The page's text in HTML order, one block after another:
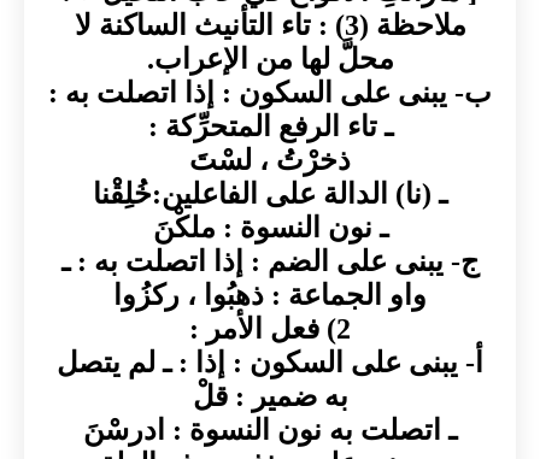
ملاحظة (3) : تاء التأنيث الساكنة لا
محلَّ لها من الإعراب.
ب- يبنى على السكون : إذا اتصلت به :
ـ تاء الرفع المتحرِّكة :
ذخرْتُ ، لسْتَ
ـ (نا) الدالة على الفاعلين:خُلِقْنا
ـ نون النسوة : ملكْنَ
ج- يبنى على الضم : إذا اتصلت به : ـ
واو الجماعة : ذهبُوا ، ركزُوا
2) فعل الأمر :
أ- يبنى على السكون : إذا : ـ لم يتصل
به ضمير : قلْ
ـ اتصلت به نون النسوة : ادرسْنَ